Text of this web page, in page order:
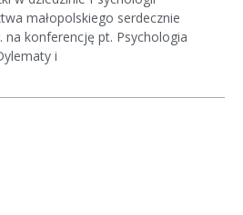
małopolskiego serdecznie
na konferencję pt. Psychologia
i